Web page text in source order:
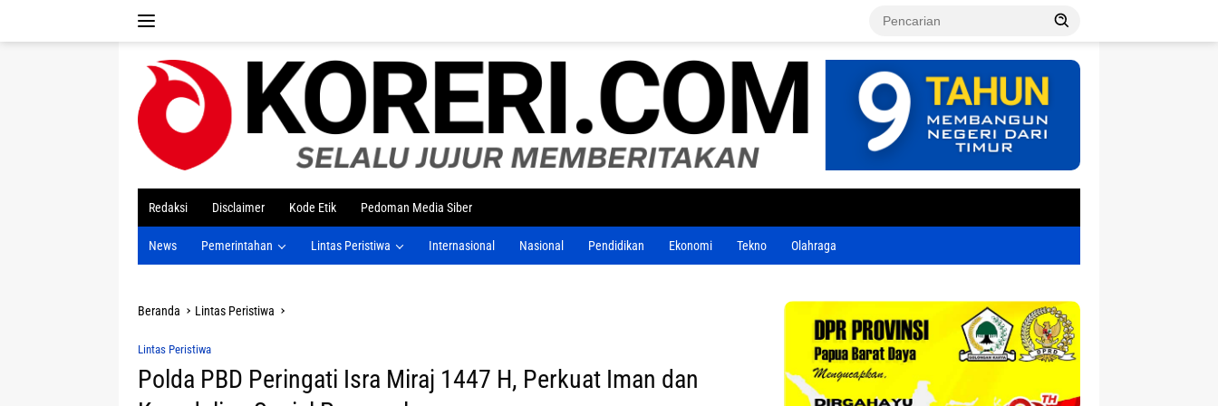
Redaksi Disclaimer Kode Etik Pedoman Media Siber
News Pemerintahan Lintas Peristiwa Internasional Nasional Pendidikan Ekonomi Tekno Olahraga
Beranda Lintas Peristiwa
Lintas Peristiwa
Polda PBD Peringati Isra Miraj 1447 H, Perkuat Iman dan